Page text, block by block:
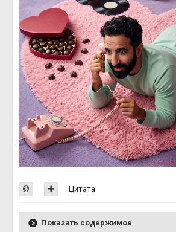
Цитата
Показать содержимое